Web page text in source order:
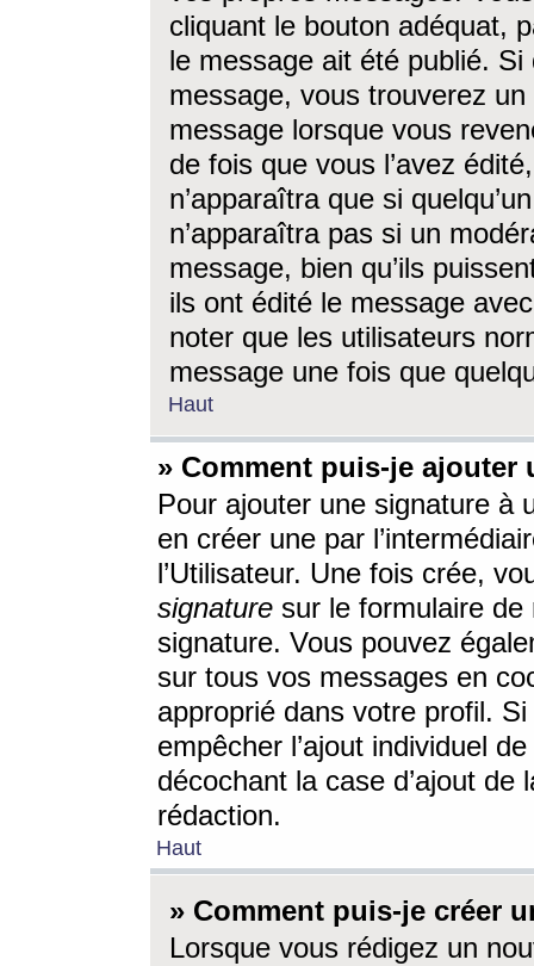
cliquant le bouton adéquat,
le message ait été publié. Si
message, vous trouverez
message lorsque vous
de fois que vous l’avez
n’apparaîtra que si
n’apparaîtra pas si un
message, bien qu’ils
ils ont édité le message
noter que les utilisateurs
message une fois que
Haut
» Comment puis-je ajouter
Pour ajouter une signature à
en créer une par
l’Utilisateur. Une fois crée,
signature sur le formulaire de
signature. Vous pouvez
sur tous vos messages en
approprié dans votre profil.
empêcher l’ajout individuel
décochant la case d’ajout
rédaction.
Haut
» Comment puis-je créer
Lorsque vous rédigez un